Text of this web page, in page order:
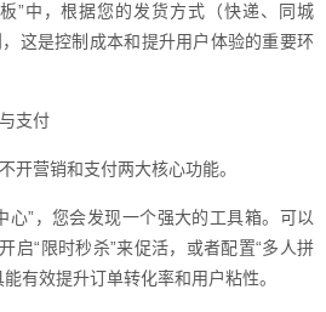
”中，根据您的发货方式（快递、同城
这是控制成本和提升用户体验的重要环
支付
开营销和支付两大核心功能。
心”，您会发现一个强大的工具箱。可以
启“限时秒杀”来促活，或者配置“多人拼
有效提升订单转化率和用户粘性。